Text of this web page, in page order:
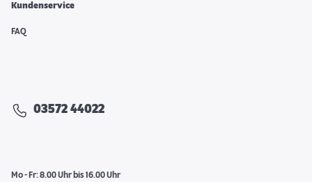
Kundenservice
FAQ
03572 44022
Mo - Fr: 8.00 Uhr bis 16.00 Uhr